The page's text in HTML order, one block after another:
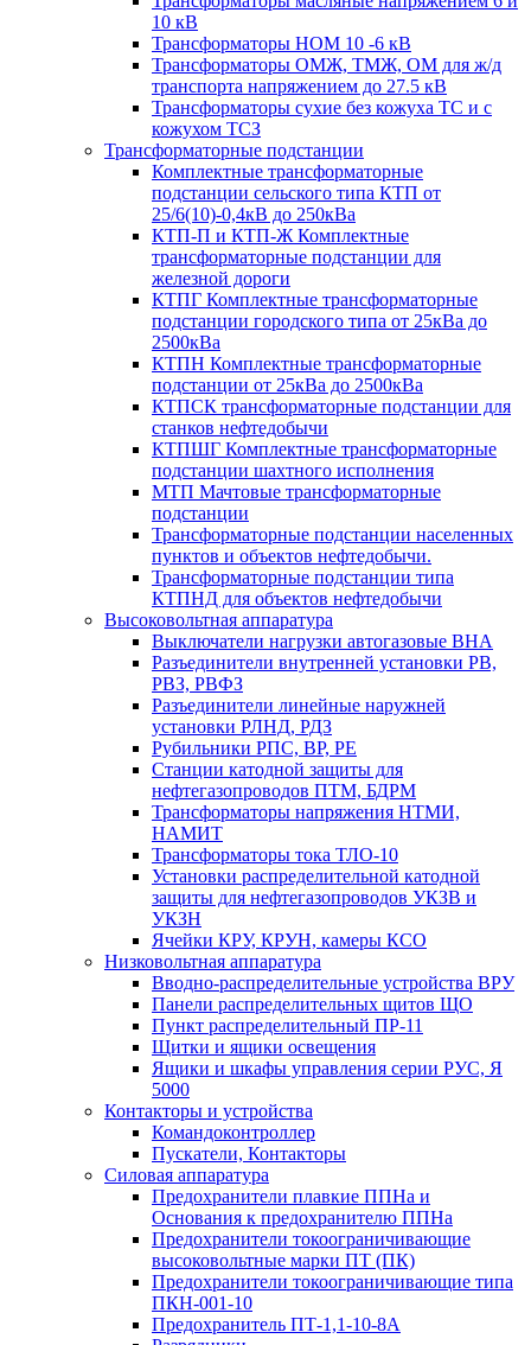
10 кВ
Трансформаторы НОМ 10 -6 кВ
Трансформаторы ОМЖ, ТМЖ, ОМ для ж/д
транспорта напряжением до 27.5 кВ
Трансформаторы сухие без кожуха ТС и с
кожухом ТСЗ
Трансформаторные подстанции
Комплектные трансформаторные
подстанции сельского типа КТП от
25/6(10)-0,4кВ до 250кВа
КТП-П и КТП-Ж Комплектные
трансформаторные подстанции для
железной дороги
КТПГ Комплектные трансформаторные
подстанции городского типа от 25кВа до
2500кВа
КТПН Комплектные трансформаторные
подстанции от 25кВа до 2500кВа
КТПСК трансформаторные подстанции для
станков нефтедобычи
КТПШГ Комплектные трансформаторные
подстанции шахтного исполнения
МТП Мачтовые трансформаторные
подстанции
Трансформаторные подстанции населенных
пунктов и объектов нефтедобычи.
Трансформаторные подстанции типа
КТПНД для объектов нефтедобычи
Высоковольтная аппаратура
Выключатели нагрузки автогазовые ВНА
Разъединители внутренней установки РВ,
РВЗ, РВФЗ
Разъединители линейные наружней
установки РЛНД, РДЗ
Рубильники РПС, ВР, РЕ
Станции катодной защиты для
нефтегазопроводов ПТМ, БДРМ
Трансформаторы напряжения НТМИ,
НАМИТ
Трансформаторы тока ТЛО-10
Установки распределительной катодной
защиты для нефтегазопроводов УКЗВ и
УКЗН
Ячейки КРУ, КРУН, камеры КСО
Низковольтная аппаратура
Вводно-распределительные устройства ВРУ
Панели распределительных щитов ЩО
Пункт распределительный ПР-11
Щитки и ящики освещения
Ящики и шкафы управления серии РУС, Я
5000
Контакторы и устройства
Командоконтроллер
Пускатели, Контакторы
Силовая аппаратура
Предохранители плавкие ППНа и
Основания к предохранителю ППНа
Предохранители токоограничивающие
высоковольтные марки ПТ (ПК)
Предохранители токоограничивающие типа
ПКН-001-10
Предохранитель ПТ-1,1-10-8А